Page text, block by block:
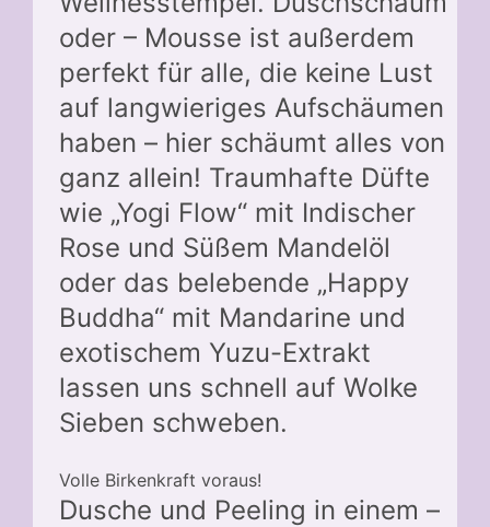
oder – Mousse ist außerdem
perfekt für alle, die keine Lust
auf langwieriges Aufschäumen
haben – hier schäumt alles von
ganz allein! Traumhafte Düfte
wie „Yogi Flow“ mit Indischer
Rose und Süßem Mandelöl
oder das belebende „Happy
Buddha“ mit Mandarine und
exotischem Yuzu-Extrakt
lassen uns schnell auf Wolke
Sieben schweben.
Volle Birkenkraft voraus!
Dusche und Peeling in einem –